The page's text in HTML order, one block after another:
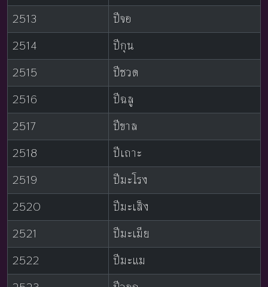
2513
ปีจอ
2514
ปีกุน
2515
ปีชวด
2516
ปีฉลู
2517
ปีขาล
2518
ปีเถาะ
2519
ปีมะโรง
2520
ปีมะเส็ง
2521
ปีมะเมีย
2522
ปีมะแม